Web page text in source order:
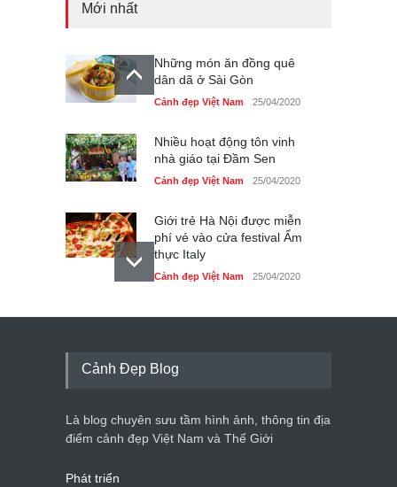
Mới nhất
Những món ăn đồng quê
dân dã ở Sài Gòn
Cảnh đẹp Việt Nam 25/04/2020
Nhiều hoạt động tôn vinh
nhà giáo tại Đầm Sen
Cảnh đẹp Việt Nam 25/04/2020
Giới trẻ Hà Nội được miễn
phí vé vào cửa festival Ẩm
thực Italy
Cảnh đẹp Việt Nam 25/04/2020
Tam giác mạch khoe sắc
du lịch quốc gia
Cảnh đẹp Việt Nam 24/04/2020
Cảnh Đẹp Blog
Là blog chuyên sưu tầm hình ảnh, thông tin địa
điểm cảnh đẹp Việt Nam và Thế Giới
Phát triển